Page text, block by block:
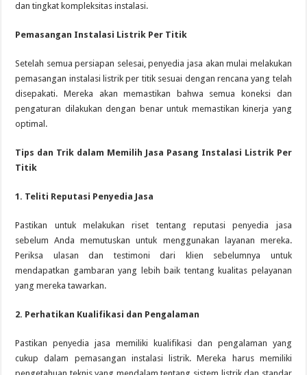
dan tingkat kompleksitas instalasi.
Pemasangan Instalasi Listrik Per Titik
Setelah semua persiapan selesai, penyedia jasa akan mulai melakukan
pemasangan instalasi listrik per titik sesuai dengan rencana yang telah
disepakati. Mereka akan memastikan bahwa semua koneksi dan
pengaturan dilakukan dengan benar untuk memastikan kinerja yang
optimal.
Tips dan Trik dalam Memilih Jasa Pasang Instalasi Listrik Per
Titik
1. Teliti Reputasi Penyedia Jasa
Pastikan untuk melakukan riset tentang reputasi penyedia jasa
sebelum Anda memutuskan untuk menggunakan layanan mereka.
Periksa ulasan dan testimoni dari klien sebelumnya untuk
mendapatkan gambaran yang lebih baik tentang kualitas pelayanan
yang mereka tawarkan.
2. Perhatikan Kualifikasi dan Pengalaman
Pastikan penyedia jasa memiliki kualifikasi dan pengalaman yang
cukup dalam pemasangan instalasi listrik. Mereka harus memiliki